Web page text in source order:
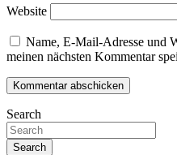
Website
Name, E-Mail-Adresse und
meinen nächsten Kommentar
Search
Search